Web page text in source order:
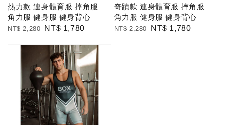
熱力款 連身體育服 摔角服
角力服 健身服 健身背心
Regular
NT$ 2,280 Sale
NT$ 1,780
奇蹟款 連身體育服 摔角服
角力服 健身服 健身背心
Regular
NT$ 2,280
Sale
NT$ 1,780